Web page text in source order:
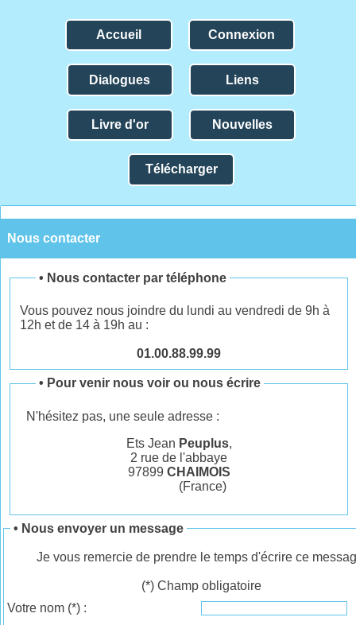
Accueil Connexion
Dialogues Liens
Livre d'or Nouvelles
Télécharger
Nous contacter
• Nous contacter par téléphone
Vous pouvez nous joindre du lundi au vendredi de 9h à
12h et de 14 à 19h au :
01.00.88.99.99
• Pour venir nous voir ou nous écrire
N'hésitez pas, une seule adresse :
Ets Jean Peuplus,
2 rue de l'abbaye
97899 CHAIMOIS
(France)
• Nous envoyer un message
Je vous remercie de prendre le temps d'écrire ce
(*) Champ obligatoire
Votre nom (*) :